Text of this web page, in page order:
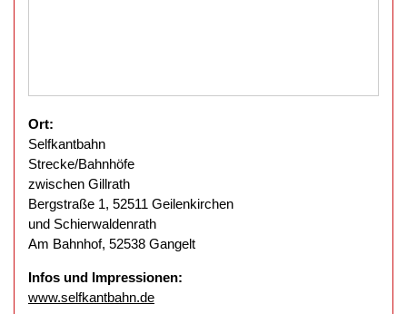
Ort:
Selfkantbahn
Strecke/Bahnhöfe
zwischen Gillrath
Bergstraße 1, 52511 Geilenkirchen
und Schierwaldenrath
Am Bahnhof, 52538 Gangelt
Infos und Impressionen:
www.selfkantbahn.de